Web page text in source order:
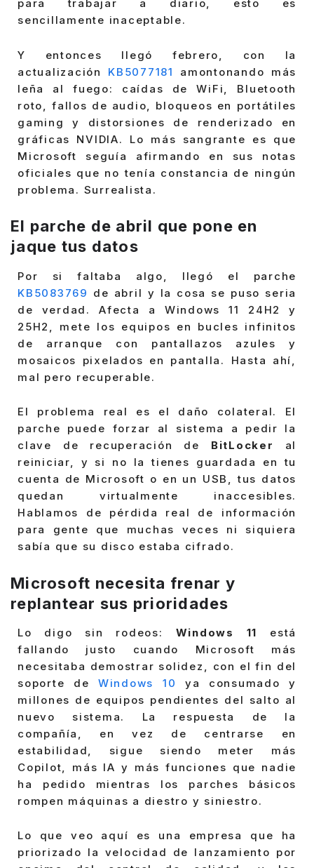
para trabajar a diario, esto es
sencillamente inaceptable.
Y entonces llegó febrero, con la
actualización KB5077181
amontonando más
leña al fuego: caídas de WiFi, Bluetooth
roto, fallos de audio, bloqueos en portátiles
gaming y distorsiones de renderizado en
gráficas NVIDIA. Lo más sangrante es que
Microsoft seguía afirmando en sus notas
oficiales que no tenía constancia de ningún
problema. Surrealista.
El parche de abril que pone en
jaque tus datos
Por si faltaba algo, llegó el parche
KB5083769 de abril y la cosa se puso seria
de verdad. Afecta a Windows 11 24H2 y
25H2, mete los equipos en bucles infinitos
de arranque con pantallazos azules y
mosaicos pixelados en pantalla. Hasta ahí,
mal pero recuperable.
El problema real es el daño colateral. El
parche puede forzar al sistema a pedir la
clave de recuperación de BitLocker
al
reiniciar, y si no la tienes guardada en tu
cuenta de Microsoft o en un USB, tus datos
quedan virtualmente inaccesibles.
Hablamos de pérdida real de información
para gente que muchas veces ni siquiera
sabía que su disco estaba cifrado.
Microsoft necesita frenar y
replantear sus prioridades
Lo digo sin rodeos: Windows 11
está
fallando justo cuando Microsoft más
necesitaba demostrar solidez, con el fin del
soporte de Windows 10
ya consumado y
millones de equipos pendientes del salto al
nuevo sistema. La respuesta de la
compañía, en vez de centrarse en
estabilidad, sigue siendo meter más
Copilot, más IA y más funciones que nadie
ha pedido mientras los parches básicos
rompen máquinas a diestro y siniestro.
Lo que veo aquí es una empresa que ha
priorizado la velocidad de lanzamiento por